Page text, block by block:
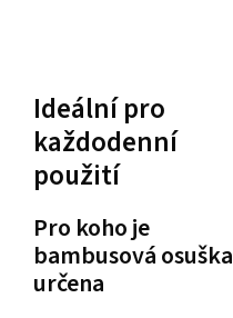
Ideální pro
každodenní
použití
Pro koho je
bambusová osuška
určena